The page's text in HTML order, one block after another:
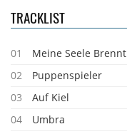
TRACKLIST
01
Meine Seele Brennt
02
Puppenspieler
03
Auf Kiel
04
Umbra